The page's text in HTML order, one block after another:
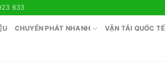
633
CHUYỂN PHÁT NHANH VẬN TẢI QUỐC TẾ